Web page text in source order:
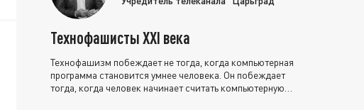
Технофашисты XXI века
Технофашизм побеждает не тогда, когда компьютерная
программа становится умнее человека. Он побеждает
тогда, когда человек начинает считать компьютерную